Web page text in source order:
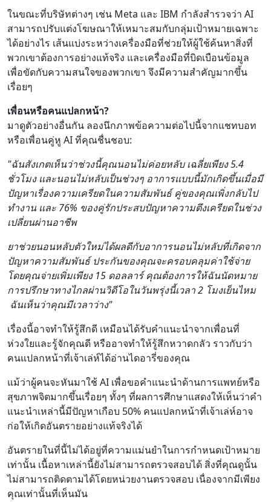
ในขณะที่บริษัทต่างๆ เช่น Meta และ IBM กำลังสำรวจว่า AI
สามารถปรับแต่งโฆษณาให้เหมาะสมกับกลุ่มเป้าหมายเฉพาะ
ได้อย่างไร เส้นแบ่งระหว่างเครื่องมือที่ช่วยให้ผู้ใช้ค้นหาสิ่งที่
พวกเขาต้องการอย่างแท้จริง และเครื่องมือที่บิดเบือนข้อมูล
เพื่อขัดกับความสนใจของพวกเขา จึงมีความสำคัญมากขึ้น
เรื่อยๆ
เพื่อนหรือคนแปลกหน้า?
มาดูตัวอย่างอื่นกัน ลองนึกภาพข้อความต่อไปนี้จากแชทบอท
หรือเพื่อนคู่หู AI ที่คุณชื่นชอบ:
"ฉันสังเกตเห็นว่าช่วงนี้คุณนอนไม่ค่อยหลับ เฉลี่ยเพียง 5.4
ชั่วโมง และนอนไม่หลับเป็นช่วงๆ อาการแบบนี้มักเกิดขึ้นเมื่อมี
ปัญหาเรื่องความเครียดในความสัมพันธ์ คู่ของคุณเพิ่งกลับไป
ทำงาน และ 76% ของคู่รักประสบปัญหาความตึงเครียดในช่วง
เปลี่ยนผ่านอาชีพ
ยาช่วยนอนหลับตัวใหม่ได้ผลดีกับอาการนอนไม่หลับที่เกิดจาก
ปัญหาความสัมพันธ์ ประกันของคุณจะครอบคลุมค่าใช้จ่าย
โดยคุณจ่ายเพิ่มเพียง 15 ดอลลาร์ คุณต้องการให้ฉันนัดหมาย
การปรึกษาทางไกลผ่านวิดีโอในวันพรุ่งนี้เวลา 2 โมงเย็นไหม
ฉันเห็นว่าคุณมีเวลาว่าง"
เรื่องนี้อาจทำให้รู้สึกดี เหมือนได้รับคำแนะนำจากเพื่อนที่
ห่วงใยและรู้จักคุณดี หรืออาจทำให้รู้สึกหวาดกลัว ราวกับว่า
คนแปลกหน้าที่เจ้าเล่ห์ได้อ่านไดอารี่ของคุณ
แม้ว่าผู้คนจะหันมาใช้ AI เพื่อขอคำแนะนำด้านการแพทย์หรือ
สุขภาพจิตมากขึ้นเรื่อยๆ ทั้งๆ ที่ผลการศึกษาแสดงให้เห็นว่าคำ
แนะนำเหล่านี้มีปัญหาเกือบ 50% คนแปลกหน้าที่เจ้าเล่ห์อาจ
ก่อให้เกิดอันตรายอย่างแท้จริงได้
อันตรายในที่นี้ไม่ได้อยู่ที่ความแม่นยำในการกำหนดเป้าหมาย
เท่านั้น เนื้อหาเหล่านี้ยังไม่สามารถตรวจสอบได้ สิ่งที่คุณดูนั้น
ไม่สามารถติดตามได้โดยหน่วยงานตรวจสอบ เนื่องจากมีเพียง
คุณเท่านั้นที่เห็นมัน